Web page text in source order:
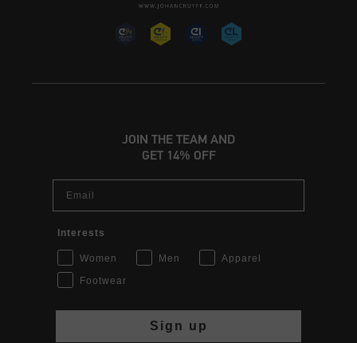
JOIN THE TEAM AND
GET 14% OFF
Interests
Women Men
Apparel
Footwear
Sign up